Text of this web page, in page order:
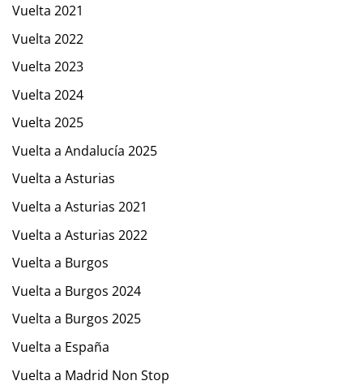
Vuelta 2021
Vuelta 2022
Vuelta 2023
Vuelta 2024
Vuelta 2025
Vuelta a Andalucía 2025
Vuelta a Asturias
Vuelta a Asturias 2021
Vuelta a Asturias 2022
Vuelta a Burgos
Vuelta a Burgos 2024
Vuelta a Burgos 2025
Vuelta a España
Vuelta a Madrid Non Stop